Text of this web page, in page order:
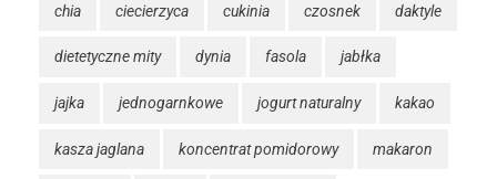
chia ciecierzyca cukinia czosnek daktyle
dietetyczne mity dynia fasola jabłka
jajka jednogarnkowe jogurt naturalny kakao
kasza jaglana koncentrat pomidorowy makaron